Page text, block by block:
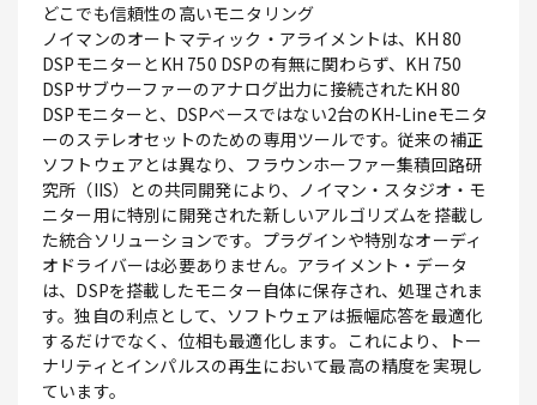
どこでも信頼性の高いモニタリング
ノイマンのオートマティック・アライメントは、KH 80
DSPモニターとKH 750 DSPの有無に関わらず、KH 750
DSPサブウーファーのアナログ出力に接続されたKH 80
DSPモニターと、DSPベースではない2台のKH-Lineモニタ
ーのステレオセットのための専用ツールです。従来の補正
ソフトウェアとは異なり、フラウンホーファー集積回路研
究所（IIS）との共同開発により、ノイマン・スタジオ・モ
ニター用に特別に開発された新しいアルゴリズムを搭載し
た統合ソリューションです。プラグインや特別なオーディ
オドライバーは必要ありません。アライメント・データ
は、DSPを搭載したモニター自体に保存され、処理されま
す。独自の利点として、ソフトウェアは振幅応答を最適化
するだけでなく、位相も最適化します。これにより、トー
ナリティとインパルスの再生において最高の精度を実現し
ています。